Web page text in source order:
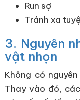
Run sợ
Tránh xa
3. Nguyên
vật nhọn
Không có
Thay vào đó,